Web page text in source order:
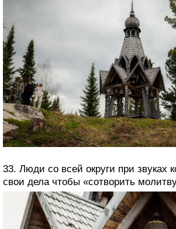
33. Люди со всей округи при звуках
свои дела чтобы «сотворить